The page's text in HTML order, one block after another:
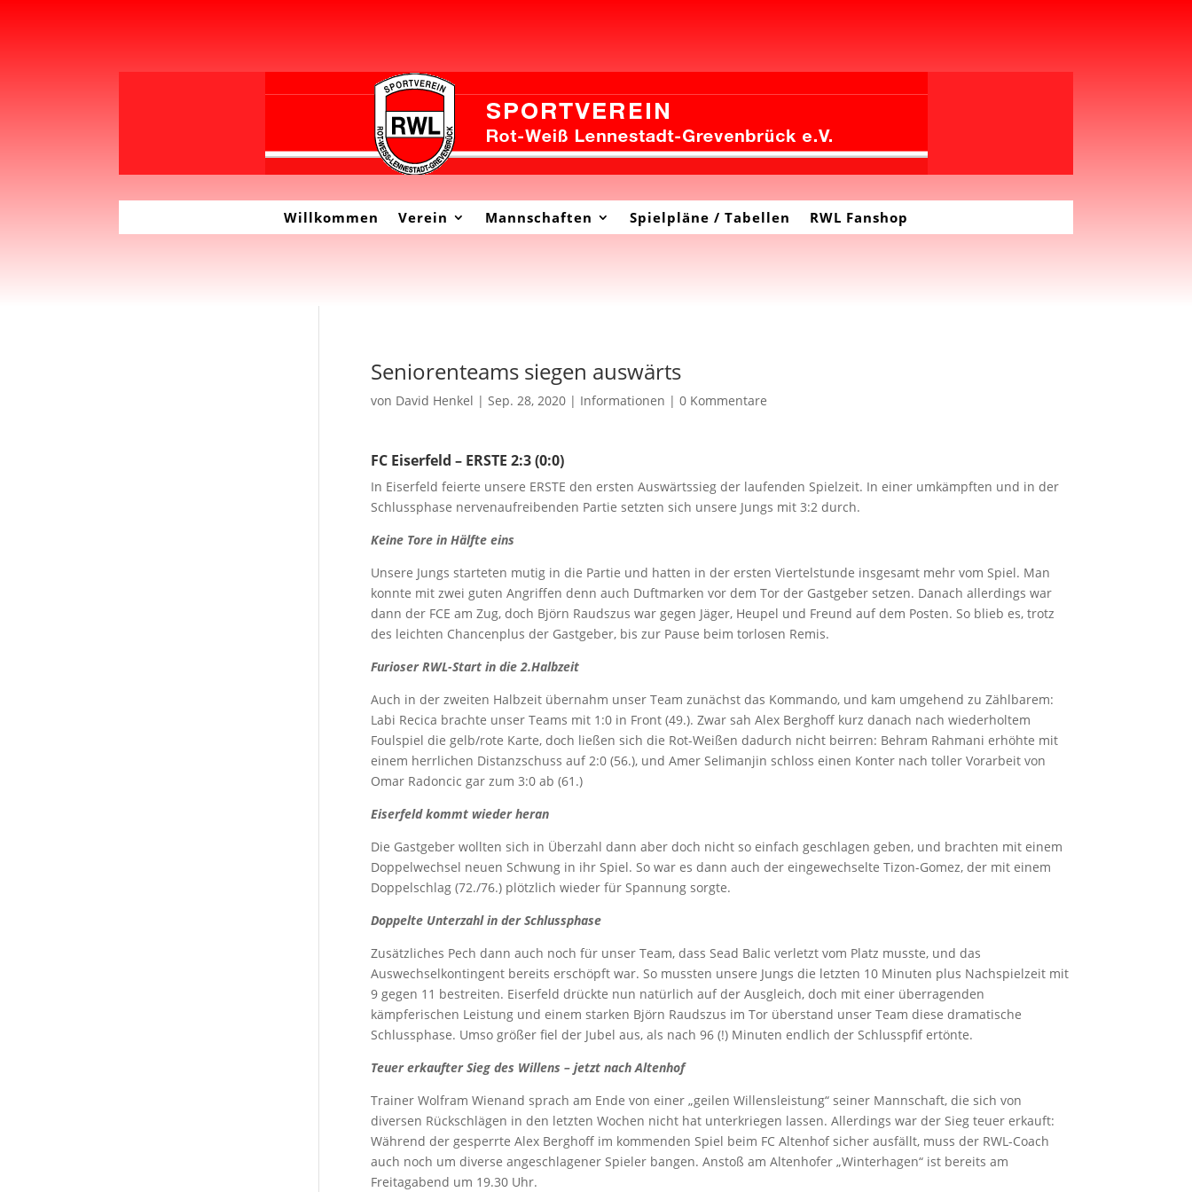
Willkommen Verein Mannschaften Spielpläne / Tabellen RWL Fanshop
Seniorenteams siegen auswärts
von David Henkel | Sep. 28, 2020| Informationen | 0 Kommentare
FC Eiserfeld – ERSTE 2:3 (0:0)
In Eiserfeld feierte unsere ERSTE den ersten Auswärtssieg der laufenden Spielzeit. In einer umkämpften und in der
Schlussphase nervenaufreibenden Partie setzten sich unsere Jungs mit 3:2 durch.
Keine Tore in Hälfte eins
Unsere Jungs starteten mutig in die Partie und hatten in der ersten Viertelstunde insgesamt mehr vom Spiel. Man
konnte mit zwei guten Angriffen denn auch Duftmarken vor dem Tor der Gastgeber setzen. Danach allerdings war
dann der FCE am Zug, doch Björn Raudszus war gegen Jäger, Heupel und Freund auf dem Posten. So blieb es, trotz
des leichten Chancenplus der Gastgeber, bis zur Pause beim torlosen Remis.
Furioser RWL-Start in die 2.Halbzeit
Auch in der zweiten Halbzeit übernahm unser Team zunächst das Kommando, und kam umgehend zu Zählbarem:
Labi Recica brachte unser Teams mit 1:0 in Front (49.). Zwar sah Alex Berghoff kurz danach nach wiederholtem
Foulspiel die gelb/rote Karte, doch ließen sich die Rot-Weißen dadurch nicht beirren: Behram Rahmani erhöhte mit
einem herrlichen Distanzschuss auf 2:0 (56.), und Amer Selimanjin schloss einen Konter nach toller Vorarbeit von
Omar Radoncic gar zum 3:0 ab (61.)
Eiserfeld kommt wieder heran
Die Gastgeber wollten sich in Überzahl dann aber doch nicht so einfach geschlagen geben, und brachten mit einem
Doppelwechsel neuen Schwung in ihr Spiel. So war es dann auch der eingewechselte Tizon-Gomez, der mit einem
Doppelschlag (72./76.) plötzlich wieder für Spannung sorgte.
Doppelte Unterzahl in der Schlussphase
Zusätzliches Pech dann auch noch für unser Team, dass Sead Balic verletzt vom Platz musste, und das
Auswechselkontingent bereits erschöpft war. So mussten unsere Jungs die letzten 10 Minuten plus Nachspielzeit mit
9 gegen 11 bestreiten. Eiserfeld drückte nun natürlich auf der Ausgleich, doch mit einer überragenden
kämpferischen Leistung und einem starken Björn Raudszus im Tor überstand unser Team diese dramatische
Schlussphase. Umso größer fiel der Jubel aus, als nach 96 (!) Minuten endlich der Schlusspfif ertönte.
Teuer erkaufter Sieg des Willens – jetzt nach Altenhof
Trainer Wolfram Wienand sprach am Ende von einer „geilen Willensleistung“ seiner Mannschaft, die sich von
diversen Rückschlägen in den letzten Wochen nicht hat unterkriegen lassen. Allerdings war der Sieg teuer erkauft:
Während der gesperrte Alex Berghoff im kommenden Spiel beim FC Altenhof sicher ausfällt, muss der RWL-Coach
auch noch um diverse angeschlagener Spieler bangen. Anstoß am Altenhofer „Winterhagen“ ist bereits am
Freitagabend um 19.30 Uhr.